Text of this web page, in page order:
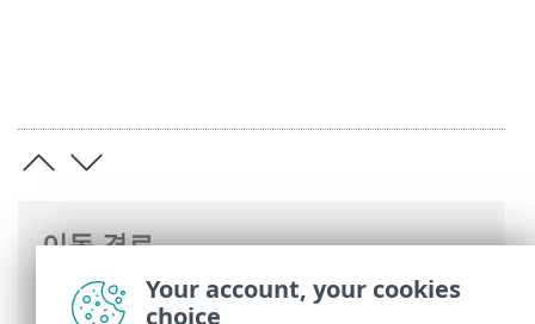
이동 경로
ESET 온라인 도움말>ESET PROTECT>시
Your account, your cookies
choice